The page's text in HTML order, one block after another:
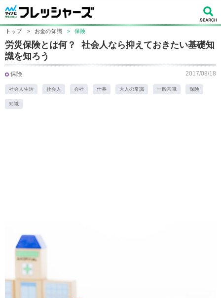
トップ > お金の知識 > 保険
労災保険とは何？ 社会人なら抑えておきたい基礎知
識を知ろう
保険 2017/08/18
社会人生活 社会人 会社 仕事 大人の常識 一般常識 保険
知識